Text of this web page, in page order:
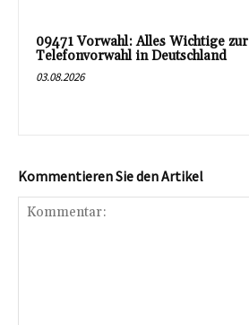
09471 Vorwahl: Alles Wichtige zur
Telefonvorwahl in Deutschland
03.08.2026
Kommentieren Sie den Artikel